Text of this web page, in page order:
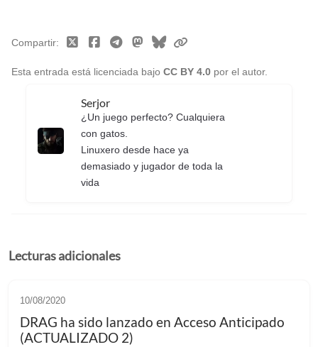
Esta entrada está licenciada bajo CC BY 4.0 por el autor.
Compartir
Serjor
¿Un juego perfecto? Cualquiera
con gatos.
Linuxero desde hace ya
demasiado y jugador de toda la
vida
Lecturas adicionales
10/08/2020
DRAG ha sido lanzado en Acceso Anticipado
(ACTUALIZADO 2)